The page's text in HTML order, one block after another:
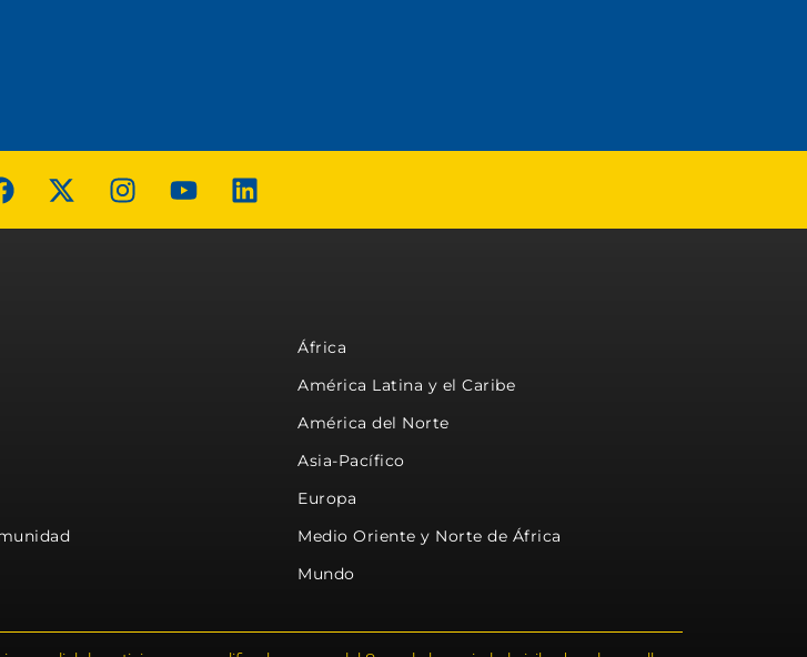
África
América Latina y el Caribe
América del Norte
Asia-Pacífico
Europa
Medio Oriente y Norte de África
Mundo